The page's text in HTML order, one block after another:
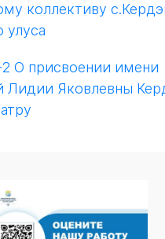
коллективу
улуса
О присвоении имени
Лидии Яковлевны